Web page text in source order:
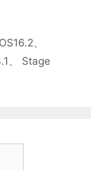
、
、 Stage